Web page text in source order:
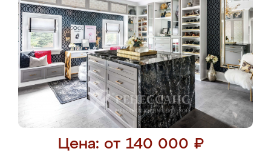
Цена: от 140 000 ₽